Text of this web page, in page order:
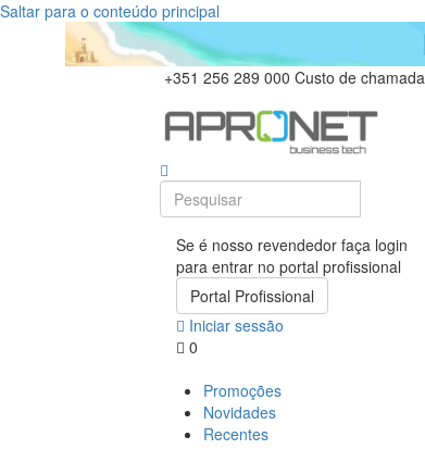
Saltar para o conteúdo principal
+351 256 289 000 Custo de
Se é nosso revendedor faça login
para entrar no portal profissional
Portal Profissional
Iniciar sessão
0
Promoções
Novidades
Recentes